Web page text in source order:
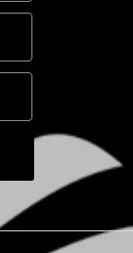
quadra
acesso,
descanso.